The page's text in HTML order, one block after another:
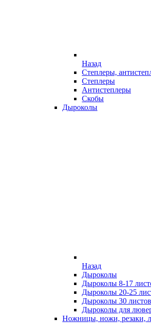
Назад
Степлеры,
Степлеры
Антистеплеры
Скобы
Дыроколы
Назад
Дыроколы
Дыроколы 8-17
Дыроколы 20-25
Дыроколы 30
Дыроколы для
Ножницы, ножи, резаки,